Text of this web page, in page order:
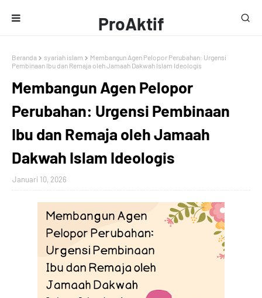
ProAktif
Media
Beranda syariah islam
Membangun Agen Pelopor Perubahan: Urgensi
Pembinaan Ibu dan Remaja oleh Jamaah Dakwah Islam Ideologis
Membangun Agen Pelopor
Perubahan: Urgensi Pembinaan
Ibu dan Remaja oleh Jamaah
Dakwah Islam Ideologis
Januari 10, 2026